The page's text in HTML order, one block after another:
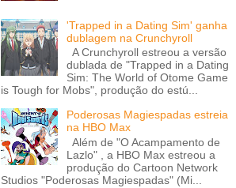
'Trapped in a Dating Sim' ganha
dublagem na Crunchyroll
A Crunchyroll estreou a versão
dublada de "Trapped in a Dating
Sim: The World of Otome Game
is Tough for Mobs", produção do estú...
Poderosas Magiespadas estreia
na HBO Max
Além de "O Acampamento de
Lazlo" , a HBO Max estreou a
produção do Cartoon Network
Studios "Poderosas Magiespadas" (Mi...